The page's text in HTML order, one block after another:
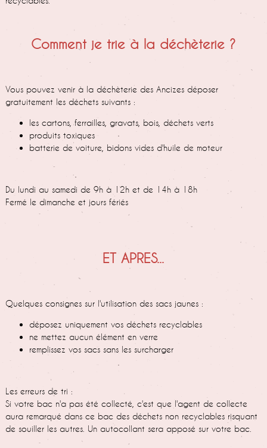
Comment je trie à la déchèterie ?
Vous pouvez venir à la déchèterie des Ancizes déposer
gratuitement les déchets suivants :
les cartons, ferrailles, gravats, bois, déchets verts
produits toxiques
batterie de voiture, bidons vides d'huile de moteur
Du lundi au samedi de 9h à 12h et de 14h à 18h
Fermé le dimanche et jours fériés
ET APRES...
Quelques consignes sur l'utilisation des sacs jaunes :
déposez uniquement vos déchets recyclables
ne mettez aucun élément en verre
remplissez vos sacs sans les surcharger
Les erreurs de tri :
Si votre bac n'a pas été collecté, c'est que l'agent de collecte
aura remarqué dans ce bac des déchets non recyclables risquant
de souiller les autres. Un autocollant sera apposé sur votre bac.